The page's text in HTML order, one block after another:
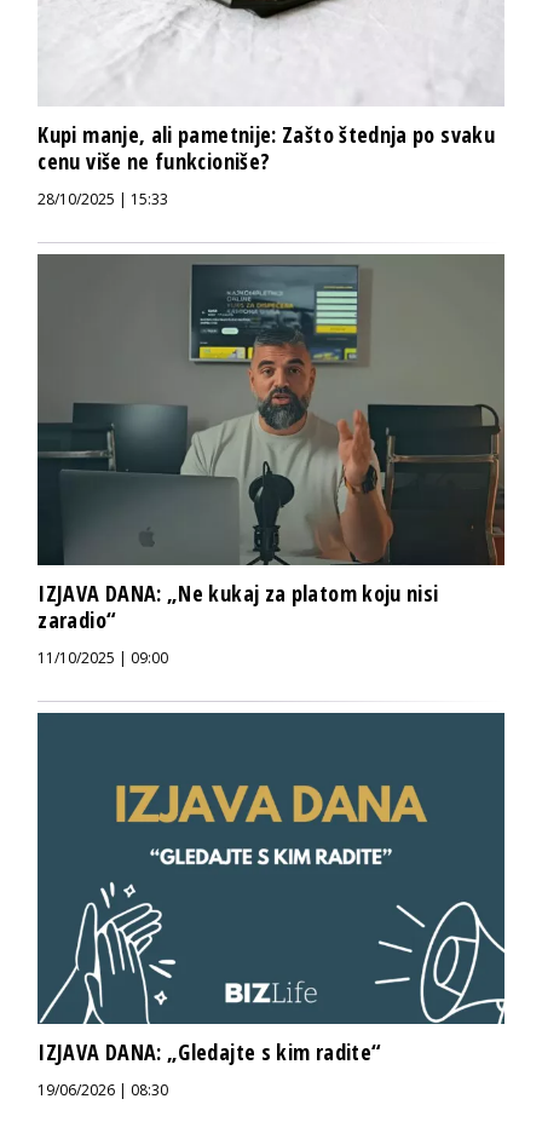
Kupi manje, ali pametnije: Zašto štednja po svaku
cenu više ne funkcioniše?
28/10/2025 | 15:33
IZJAVA DANA: „Ne kukaj za platom koju nisi
zaradio“
11/10/2025 | 09:00
IZJAVA DANA: „Gledajte s kim radite“
19/06/2026 | 08:30